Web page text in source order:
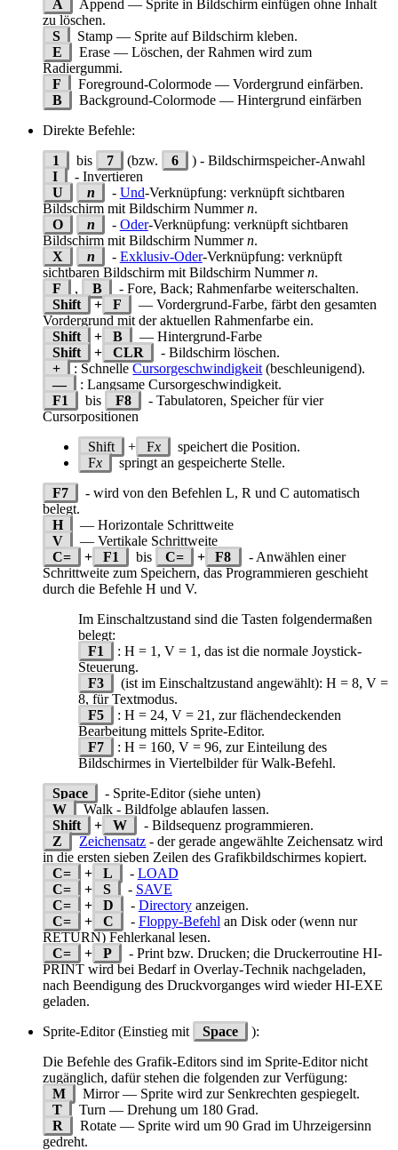
A
Append — Sprite in Bildschirm einfügen ohne Inhalt
zu löschen.
S
Stamp — Sprite auf Bildschirm kleben.
E
Erase — Löschen, der Rahmen wird zum
Radiergummi.
F
Foreground-Colormode — Vordergrund einfärben.
B
Background-Colormode — Hintergrund einfärben
Direkte Befehle:
1
bis 7 (bzw. 6
) - Bildschirmspeicher-Anwahl
I
- Invertieren
U
n - Und-Verknüpfung: verknüpft sichtbaren
Bildschirm mit Bildschirm Nummern.
O
n - Oder-Verknüpfung: verknüpft sichtbaren
Bildschirm mit Bildschirm Nummern.
X
n - Exklusiv-Oder-Verknüpfung: verknüpft
sichtbaren Bildschirm mit Bildschirm Nummern.
F
, B
- Fore, Back; Rahmenfarbe weiterschalten.
Shift
+ F
— Vordergrund-Farbe, färbt den gesamten
Vordergrund mit der aktuellen Rahmenfarbe ein.
Shift
+ B
— Hintergrund-Farbe
Shift
+ CLR
- Bildschirm löschen.
+
: SchnelleCursorgeschwindigkeit (beschleunigend).
—
: Langsame Cursorgeschwindigkeit.
F1
bis F8
- Tabulatoren, Speicher für vier
Cursorpositionen
Shift
+ Fx
speichert die Position.
Fx
springt an gespeicherte Stelle.
F7
- wird von den Befehlen L, R und C automatisch
belegt.
H
— Horizontale Schrittweite
V
— Vertikale Schrittweite
C=
+ F1 bis C= + F8
- Anwählen einer
Schrittweite zum Speichern, das Programmieren geschieht
durch die Befehle H und V.
Im Einschaltzustand sind die Tasten folgendermaßen
belegt:
F1
: H = 1, V = 1, das ist die normale Joystick-
Steuerung.
F3
(ist im Einschaltzustand angewählt): H = 8, V =
8, für Textmodus.
F5
: H = 24, V = 21, zur flächendeckenden
Bearbeitung mittels Sprite-Editor.
F7
: H = 160, V = 96, zur Einteilung des
Bildschirmes in Viertelbilder für Walk-Befehl.
Space
- Sprite-Editor (siehe unten)
W
Walk - Bildfolge ablaufen lassen.
Shift
+ W
- Bildsequenz programmieren.
Z
Zeichensatz - der gerade angewählte Zeichensatz wird
in die ersten sieben Zeilen des Grafikbildschirmes kopiert.
C=
+ L - LOAD
C=
+ S - SAVE
C=
+ D - Directoryanzeigen.
C=
+ C - Floppy-Befehl an Disk oder (wenn nur
RETURN) Fehlerkanal lesen.
C=
+ P
- Print bzw. Drucken; die Druckerroutine HI-
PRINT wird bei Bedarf in Overlay-Technik nachgeladen,
nach Beendigung des Druckvorganges wird wieder HI-EXE
geladen.
Sprite-Editor (Einstieg mit
Space
):
Die Befehle des Grafik-Editors sind im Sprite-Editor nicht
zugänglich, dafür stehen die folgenden zur Verfügung:
M
Mirror — Sprite wird zur Senkrechten gespiegelt.
T
Turn — Drehung um 180 Grad.
R
Rotate — Sprite wird um 90 Grad im Uhrzeigersinn
gedreht.